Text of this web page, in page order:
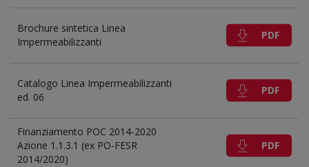
Brochure sintetica Linea
Impermeabilizzanti
PDF
Catalogo Linea Impermeabilizzanti
ed. 06
PDF
Finanziamento POC 2014-2020
Azione 1.1.3.1 (ex PO-FESR
2014/2020)
PDF